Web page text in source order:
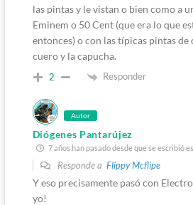
las pintas y le vistan o bien como a
Eminem o 50 Cent (que era lo que
entonces) o con las típicas pintas de
cuero y la capucha.
2 Responder
Autor
Diógenes Pantarújez
7 años han pasado desde que se escribió
Responde a Flippy Mcflipe
Y eso precisamente pasó con
yo!